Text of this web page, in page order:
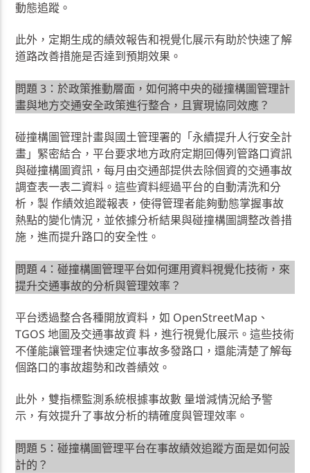
動態追蹤。
此外，定期生成的績效報告和視覺化展示有助於快速了解
道路改善措施是否達到預期效果。
問題 3：於政策推動層面，如何將中央的碰撞構圖管理計
畫與地方交通安全政策進行整合，且實現協同效應？
碰撞構圖管理計畫與國土管理署的「永續提升人行安全計
畫」緊密結合，平台要求地方政府定期回傳列管路口資訊
與碰撞構圖資訊，每月由交通部提供去除個資的交通事故
調查表一表二資料。這些資料經過平台的自動清洗和分
析，製 作績效追蹤報表，使得管理者能夠動態掌握事故
熱點的變化情況，並依據分析結果與碰撞構圖調整改善措
施，進而提升路口的安全性。
問題 4：碰撞構圖管理平台如何運用資料視覺化技術，來
提升交通事故的分析與管理效率？
平台透過整合各種開放資料，如 OpenStreetMap、
TGOS 地圖及交通事故資 料，進行視覺化展示。這些技術
不僅能讓管理者快速定位事故多發路口，還能清楚了解每
個路口的事故趨勢和改善績效。
此外，雙指標監測系統根據事故數 量增減情況給予警
示，有效提升了事故分析的精確度與管理效率。
問題 5：碰撞構圖管理平台在事故績效追蹤方面是如何設
計的？